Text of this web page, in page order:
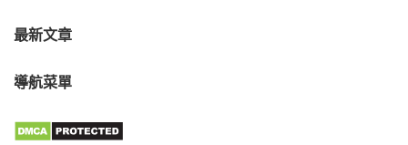
最新文章
導航菜單